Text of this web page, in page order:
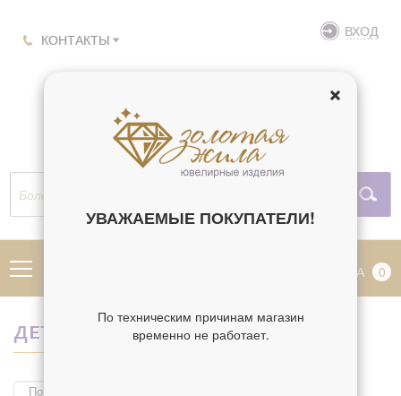
КОНТАКТЫ ВХОД
КОРЗИНА 0
ДЕТСКИЕ СЕРЕБРЯНЫЕ СЕРЕЖКИ
УВАЖАЕМЫЕ ПОКУПАТЕЛИ!
По техническим причинам магазин
временно не работает.